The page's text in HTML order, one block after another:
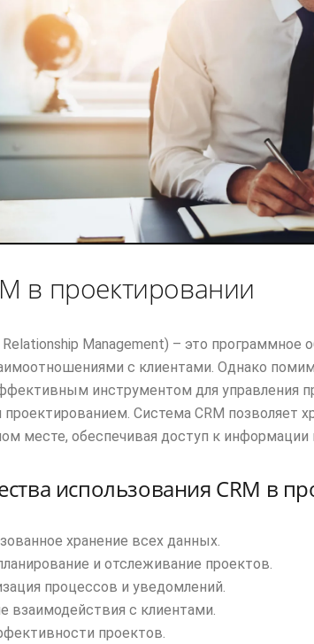
в проектировании
Management) – это программное
с клиентами. Однако
инструментом для управления
Система CRM позволяет
месте, обеспечивая доступ к
использования CRM в
хранение всех данных.
и отслеживание проектов.
процессов и уведомлений.
взаимодействия с клиентами.
проектов.